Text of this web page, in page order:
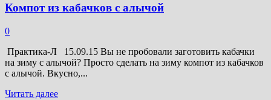
алычой
Компот из кабачков с алычой
0
Практика-Л 15.09.15 Вы не пробовали заготовить кабачки
на зиму с алычой? Просто сделать на зиму компот из кабачков
с алычой. Вкусно,...
Читать далееПрочитать